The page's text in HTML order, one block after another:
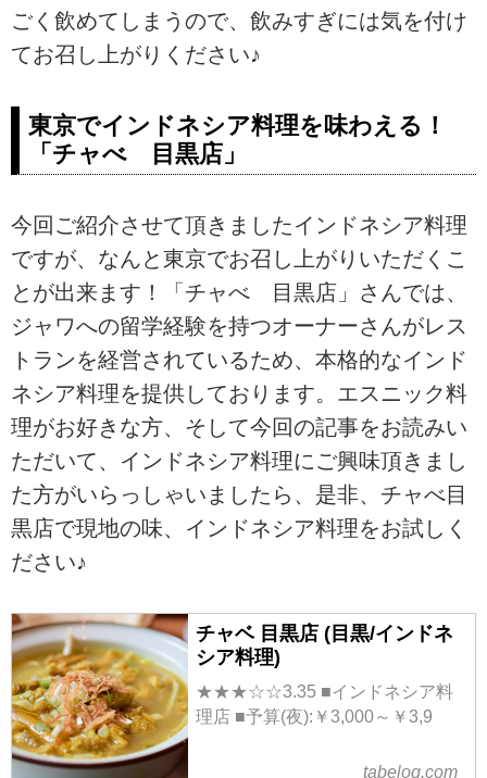
ごく飲めてしまうので、飲みすぎには気を付け
てお召し上がりください♪
東京でインドネシア料理を味わえる！
「チャべ 目黒店」
今回ご紹介させて頂きましたインドネシア料理
ですが、なんと東京でお召し上がりいただくこ
とが出来ます！「チャべ 目黒店」さんでは、
ジャワへの留学経験を持つオーナーさんがレス
トランを経営されているため、本格的なインド
ネシア料理を提供しております。エスニック料
理がお好きな方、そして今回の記事をお読みい
ただいて、インドネシア料理にご興味頂きまし
た方がいらっしゃいましたら、是非、チャべ目
黒店で現地の味、インドネシア料理をお試しく
ださい♪
チャベ 目黒店 (目黒/インドネ
シア料理)
★★★☆☆3.35 ■インドネシア料
理店 ■予算(夜):￥3,000～￥3,9
tabelog.com